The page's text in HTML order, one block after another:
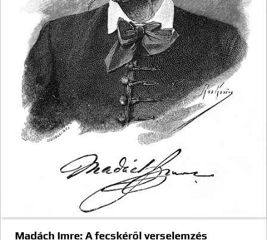
Madách Imre: A fecskéről verselemzés